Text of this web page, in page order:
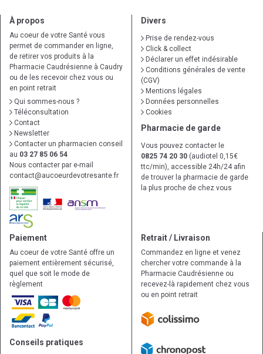
À propos
Au coeur de votre Santé vous
permet de commander en ligne,
de retirer vos produits à la
Pharmacie Caudrésienne à Caudry
ou de les recevoir chez vous ou
en point retrait
Qui sommes-nous ?
Téléconsultation
Contact
Newsletter
Contacter un pharmacien conseil
au 03 27 85 06 54
Nous contacter par e-mail
contact@aucoeurdevotresante.fr
Divers
Prise de rendez-vous
Click & collect
Déclarer un effet indésirable
Conditions générales de vente
(CGV)
Mentions légales
Données personnelles
Cookies
Pharmacie de garde
Vous pouvez contacter le
0825 74 20 30 (audiotel 0,15€
ttc/min), accessible 24h/24 afin
de trouver la pharmacie de garde
la plus proche de chez vous
Paiement
Au coeur de votre Santé offre un
paiement entièrement sécurisé,
quel que soit le mode de
règlement
Conseils pratiques
Retrait / Livraison
Commandez en ligne et venez
chercher votre commande à la
Pharmacie Caudrésienne ou
recevez-là rapidement chez vous
ou en point retrait